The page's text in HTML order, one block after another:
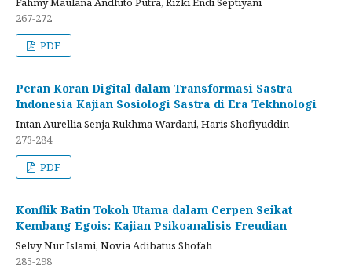
267-272
PDF
Peran Koran Digital dalam Transformasi Sastra
Indonesia Kajian Sosiologi Sastra di Era Tekhnologi
Intan Aurellia Senja Rukhma Wardani, Haris Shofiyuddin
273-284
PDF
Konflik Batin Tokoh Utama dalam Cerpen Seikat
Kembang Egois: Kajian Psikoanalisis Freudian
Selvy Nur Islami, Novia Adibatus Shofah
285-298